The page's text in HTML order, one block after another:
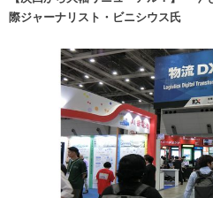
際ジャーナリスト・ビニシウス氏